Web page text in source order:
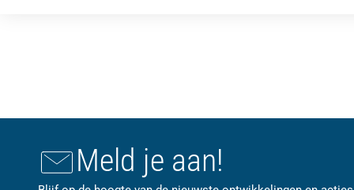
Meld je aan!